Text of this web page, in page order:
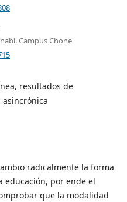
Campus Chone
resultados de
radicalmente la forma
educación, por ende el
que la modalidad